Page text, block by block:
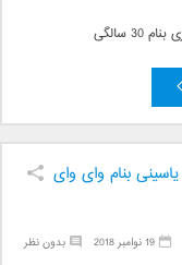
بنام وای وای
بدون نظر 19 نوامبر 2018